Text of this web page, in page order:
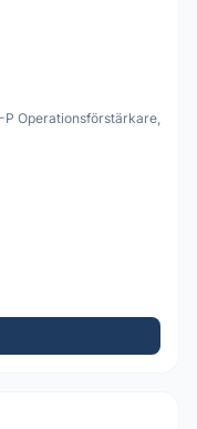
Operationsförstärkare,